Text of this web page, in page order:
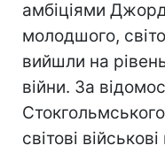
амбіціями
молодшого,
вийшли на
війни. За
світові